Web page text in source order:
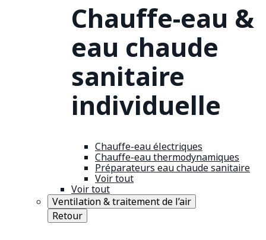
Chauffe-eau &
eau chaude
sanitaire
individuelle
Chauffe-eau électriques
Chauffe-eau thermodynamiques
Préparateurs eau chaude sanitaire
Voir tout
Voir tout
Ventilation & traitement de l’air
Retour